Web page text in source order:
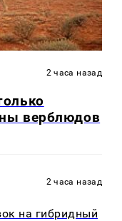
2 часа назад
верблюдов
2 часа назад
на гибридный